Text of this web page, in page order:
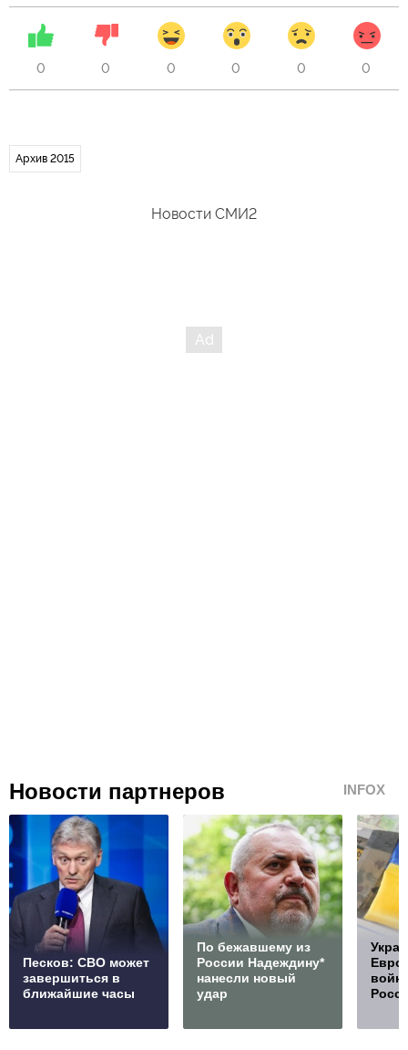
0 0 0 0 0 0
Архив 2015
Новости СМИ2
Новости партнеров INFOX
Песков: СВО может
завершиться в
ближайшие часы
По бежавшему из
России Надеждину*
нанесли новый
удар